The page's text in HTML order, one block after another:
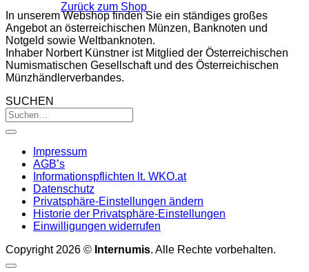
Zurück zum Shop
In unserem Webshop finden Sie ein ständiges großes
Angebot an österreichischen Münzen, Banknoten und
Notgeld sowie Weltbanknoten.
Inhaber Norbert Künstner ist Mitglied der Österreichischen
Numismatischen Gesellschaft und des Österreichischen
Münzhändlerverbandes.
SUCHEN
Impressum
AGB’s
Informationspflichten lt. WKO.at
Datenschutz
Privatsphäre-Einstellungen ändern
Historie der Privatsphäre-Einstellungen
Einwilligungen widerrufen
Copyright 2026 © Internumis. Alle Rechte vorbehalten.